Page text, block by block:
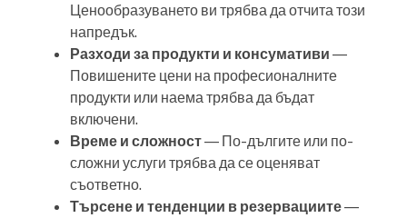
Ценообразуването ви трябва да отчита този
напредък.
Разходи за продукти и консумативи —
Повишените цени на професионалните
продукти или наема трябва да бъдат
включени.
Време и сложност— По-дългите или по-
сложни услуги трябва да се оценяват
съответно.
Търсене и тенденции в резервациите—